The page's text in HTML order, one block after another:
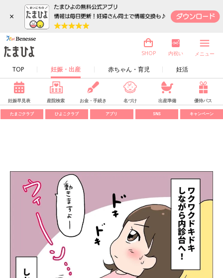
×
TOP 妊娠・出産 赤ちゃん・育児 妊活
SHOP 内祝い メニュー
妊娠早見表 産院検索 お金・手続き 名づけ 出産準備 優待パス
たまごクラブ ひよこクラブ アプリ SNS キャンペーン